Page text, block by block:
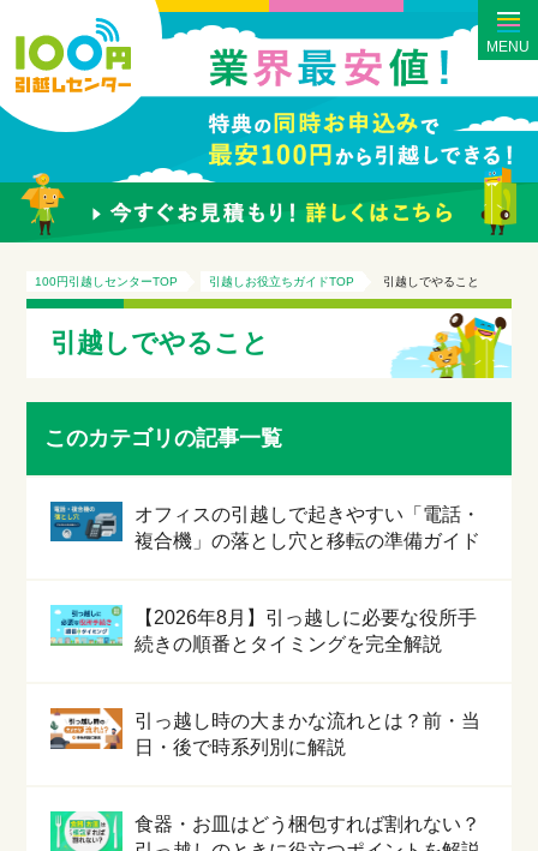
MENU
100円引越しセンターTOP 引越しお役立ちガイドTOP 引越しでやること
引越しでやること
このカテゴリの記事一覧
オフィスの引越しで起きやすい「電話・
複合機」の落とし穴と移転の準備ガイド
【2026年8月】引っ越しに必要な役所手
続きの順番とタイミングを完全解説
引っ越し時の大まかな流れとは？前・当
日・後で時系列別に解説
食器・お皿はどう梱包すれば割れない？